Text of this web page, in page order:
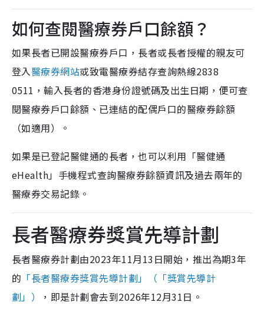
如何查閱醫療券戶口餘額？
如果長者已開設醫療券戶口，長者或長者授權的親友可
登入醫療券網站或致電醫療券結存查詢熱線2838
0511，輸入長者的香港身份證號碼及出生日期，便可查
閱醫療券戶口餘額、已連結的配偶戶口的醫療券餘額
（如適用）。
如果是已登記醫健通的長者，也可以利用「醫健通
eHealth」手機程式查詢醫療券餘額資訊及過去兩年的
醫療券交易記錄。
長者醫療券獎賞先導計劃
長者醫療券計劃由2023年11月13日開始，推出為期3年
的 「長者醫療券獎賞先導計劃」（「獎賞先導計
劃」）
，即是計劃會去到2026年12月31日。